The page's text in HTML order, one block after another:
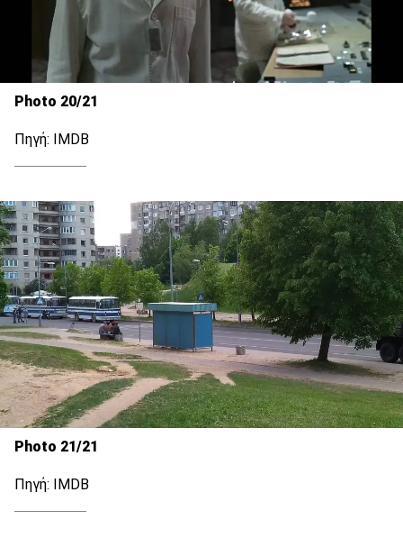
Photo 20/21
Πηγή: IMDB
Photo 21/21
Πηγή: IMDB